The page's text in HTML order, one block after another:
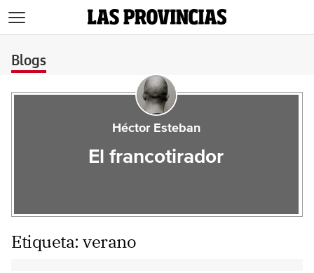
Blogs
Héctor Esteban
El francotirador
Etiqueta:verano